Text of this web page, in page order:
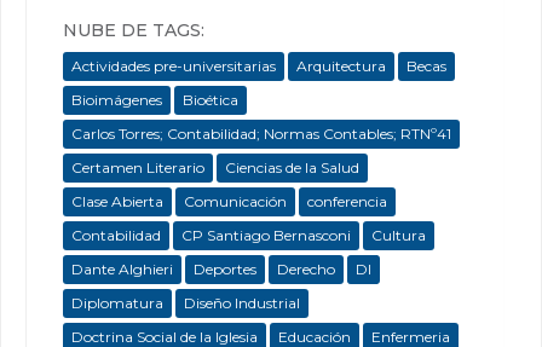
NUBE DE TAGS:
Actividades pre-universitarias Arquitectura
Becas
Bioimágenes
Bioética
Carlos Torres; Contabilidad; Normas Contables; RTNº41
Certamen Literario
Ciencias de la Salud
Clase Abierta
Comunicación
conferencia
Contabilidad
CP Santiago Bernasconi
Cultura
Dante Alghieri
Deportes Derecho
DI
Diplomatura
Diseño Industrial
Doctrina Social de la Iglesia
Educación
Enfermeria